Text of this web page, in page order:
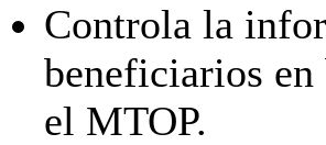
Controla la
beneficiarios en
el MTOP.